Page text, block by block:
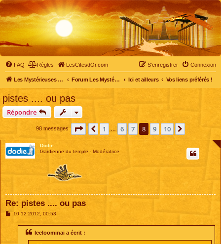
FAQ Règles LesCitesdOr.com Connexion
S’enregistrer
Les Mystérieuses Cités d'Or - LesCitesdOr.com Forum Les Mystérieuses Cités d'Or Ici et ailleurs Vos liens préférés !
pistes .... ou pas
Répondre
98 messages Page sur 10
Précédente
1 6 7 8 9 10 Suivante
Dodie
Gardienne du temple - Modératrice
Re: pistes .... ou pas
M10 12 2012, 00:53
leeloominai a écrit :